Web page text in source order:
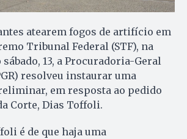
atearem fogos de artifício em
Tribunal Federal (STF), na
13, a Procuradoria-Geral
resolveu instaurar uma
em resposta ao pedido
Corte, Dias Toffoli.
é de que haja uma